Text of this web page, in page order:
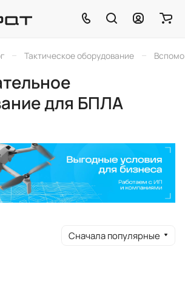
– Тактическое оборудование –
для БПЛА
Сначала популярные